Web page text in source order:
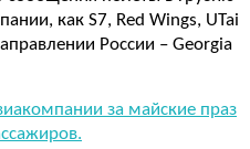
как S7, Red Wings, UTai
России – Georgia
за майские праз